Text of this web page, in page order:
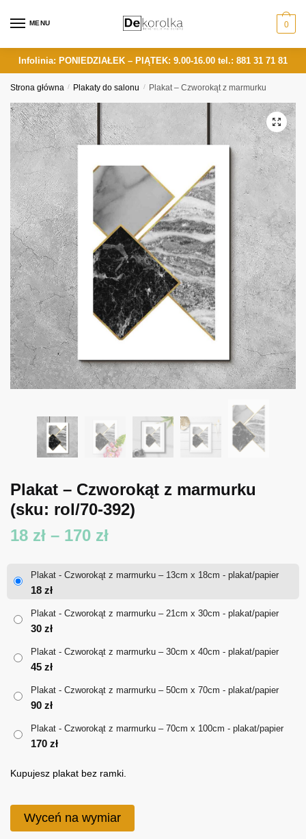
MENU 0
Infolinia: PONIEDZIAŁEK – PIĄTEK: 9.00-16.00 tel.: 881 31 71 81
Strona główna / Plakaty do salonu / Plakat – Czworokąt z marmurku
Plakat – Czworokąt z marmurku
(sku: rol/70-392)
18 zł – 170 złZakres
18 zł
Plakat - Czworokąt z marmurku – 13cm x 18cm - plakat/papier
18 zł
Plakat - Czworokąt z marmurku – 21cm x 30cm - plakat/papier
30 zł
Plakat - Czworokąt z marmurku – 30cm x 40cm - plakat/papier
45 zł
Plakat - Czworokąt z marmurku – 50cm x 70cm - plakat/papier
90 zł
Plakat - Czworokąt z marmurku – 70cm x 100cm - plakat/papier
170 zł
Kupujesz plakat bez ramki.
Wyceń na wymiar